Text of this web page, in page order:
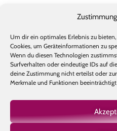
Um dir ein optimales Erlebnis zu
Cookies, um Geräteinformationen zu
Wenn du diesen Technologien
Surfverhalten oder eindeutige IDs auf
deine Zustimmung nicht erteilst oder
Merkmale und Funktionen
Yod